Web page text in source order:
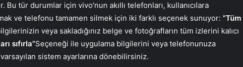
tür durumlar için vivo’nun akıllı telefonları, kullanıcılara
ve telefonu tamamen silmek için iki farklı seçenek sunuyor: “Tüm
veya sakladığınız belge ve fotoğrafların tüm izlerini kalıcı
sıfırla”Seçeneği ile uygulama bilgilerini veya telefonunuza
sistem ayarlarına dönebilirsiniz.